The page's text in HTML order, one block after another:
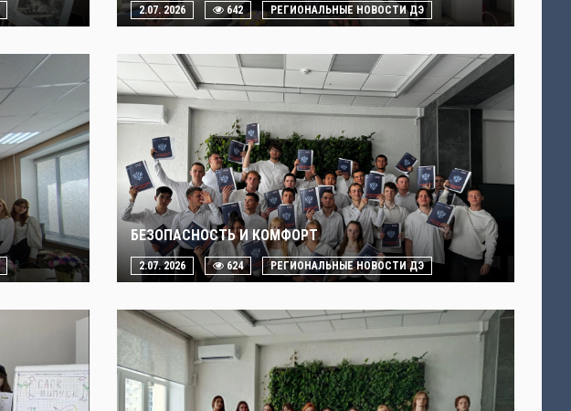
2.07. 2026 642 РЕГИОНАЛЬНЫЕ НОВОСТИ ДЭ
БЕЗОПАСНОСТЬ И КОМФОРТ
2.07. 2026 624 РЕГИОНАЛЬНЫЕ НОВОСТИ ДЭ